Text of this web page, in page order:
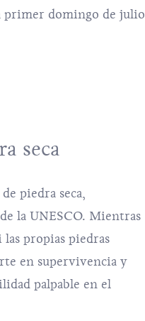
primer domingo de julio
seca
piedra seca,
la UNESCO. Mientras
propias piedras
en supervivencia y
palpable en el